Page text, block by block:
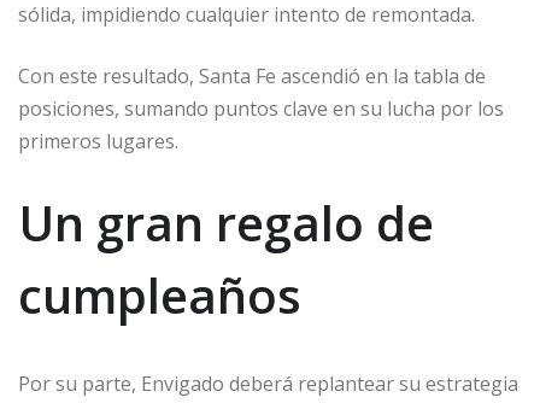
sólida, impidiendo cualquier intento de remontada.​
Con este resultado, Santa Fe ascendió en la tabla de
posiciones, sumando puntos clave en su lucha por los
primeros lugares.
Un gran regalo de
cumpleaños
Por su parte, Envigado deberá replantear su estrategia